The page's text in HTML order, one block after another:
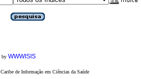
by WWWISIS
de Informação em Ciências da Saúde